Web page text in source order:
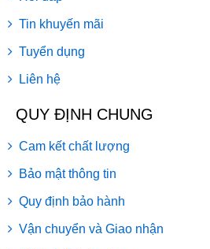
Tin khuyến mãi
Tuyển dụng
Liên hệ
QUY ĐỊNH CHUNG
Cam kết chất lượng
Bảo mật thông tin
Quy định bảo hành
Vận chuyển và Giao nhận